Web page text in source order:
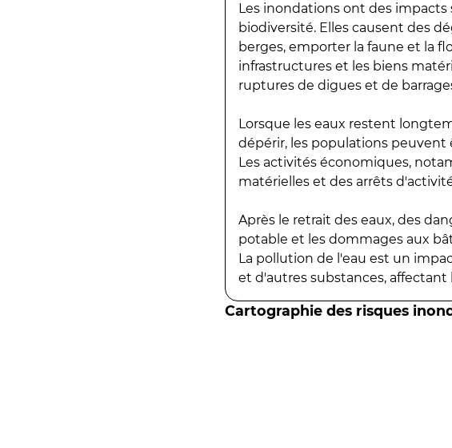
Les inondations ont des
biodiversité. Elles causent des
berges, emporter la faune et la
infrastructures et les biens
ruptures de digues et de
Lorsque les eaux restent
dépérir, les populations peuvent
Les activités économiques,
matérielles et des arrêts
Après le retrait des eaux, des
potable et les dommages aux
La pollution de l'eau est un
et d'autres substances, affectant
Cartographie des risques